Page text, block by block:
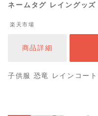
ネームタグ レイングッ
塾 お出かけ 90cm
楽天市場
商品詳細
子供服 恐竜 レインコー